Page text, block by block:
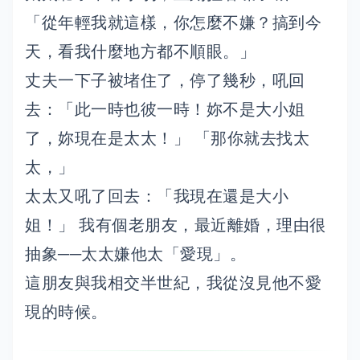
「從年輕我就這樣，你怎麼不嫌？搞到今
天，看我什麼地方都不順眼。」
丈夫一下子被堵住了，停了幾秒，吼回
去：「此一時也彼一時！妳不是大小姐
了，妳現在是太太！」 「那你就去找太
太，」
太太又吼了回去：「我現在還是大小
姐！」 我有個老朋友，最近離婚，理由很
抽象──太太嫌他太「愛現」。
這朋友與我相交半世紀，我從沒見他不愛
現的時候。